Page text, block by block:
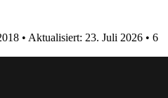
• Aktualisiert: 23. Juli 2026 • 6